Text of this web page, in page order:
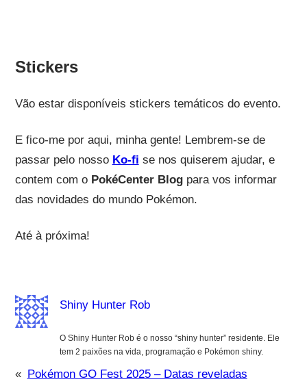
Stickers
Vão estar disponíveis stickers temáticos do evento.
E fico-me por aqui, minha gente! Lembrem-se de
passar pelo nosso Ko-fi se nos quiserem ajudar, e
contem com o PokéCenter Blogpara vos informar
das novidades do mundo Pokémon.
Até à próxima!
Shiny Hunter Rob
O Shiny Hunter Rob é o nosso “shiny hunter” residente. Ele
tem 2 paixões na vida, programação e Pokémon shiny.
« Pokémon GO Fest 2025 – Datas reveladas